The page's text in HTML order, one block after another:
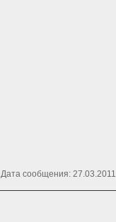
Дата сообщения: